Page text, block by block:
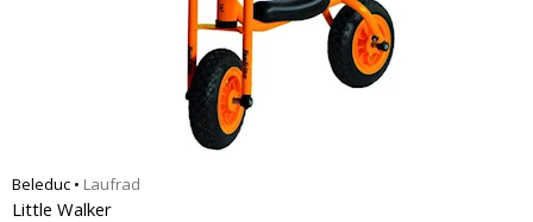
Beleduc • Laufrad
Little Walker